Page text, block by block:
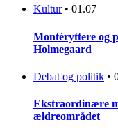
Kultur • 01.07
Montéryttere og
Holmegaard
Debat og politik •
Ekstraordinære
ældreområdet